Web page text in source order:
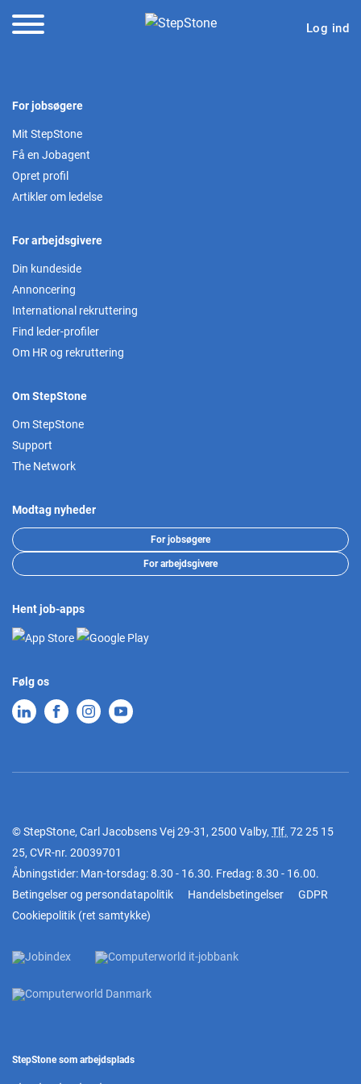
Log ind
For jobsøgere
Mit StepStone
Få en Jobagent
Opret profil
Artikler om ledelse
For arbejdsgivere
Din kundeside
Annoncering
International rekruttering
Find leder-profiler
Om HR og rekruttering
Om StepStone
Om StepStone
Support
The Network
Modtag nyheder
For jobsøgere
For arbejdsgivere
Hent job-apps
Følg os
© StepStone, Carl Jacobsens Vej 29-31, 2500 Valby, Tlf. 72 25 15
25, CVR-nr. 20039701
Åbningstider: Man-torsdag: 8.30 - 16.30. Fredag: 8.30 - 16.00.
Betingelser og persondatapolitik
Handelsbetingelser
GDPR
Cookiepolitik (ret samtykke)
StepStone som arbejdsplads